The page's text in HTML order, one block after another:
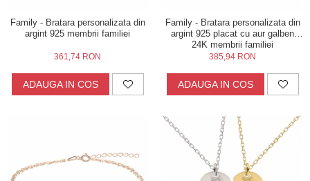
Family - Bratara personalizata din
argint 925 membrii familiei
361,74 RON
ADAUGA IN COS
Family - Bratara personalizata din
argint 925 placat cu aur galben
24K membrii familiei
385,94 RON
ADAUGA IN COS